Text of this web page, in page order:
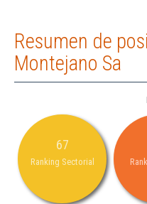
Resumen de
Montejano Sa
67
Ranking Sectorial